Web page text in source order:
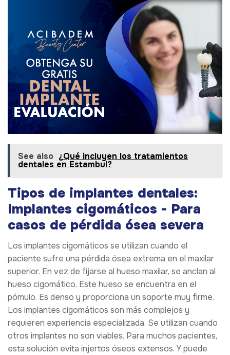
See also ¿Qué incluyen los tratamientos
dentales en Estambul?
Tipos de implantes dentales:
Implantes cigomáticos - Para
casos de pérdida ósea severa
Los implantes cigomáticos se utilizan cuando el
paciente sufre una pérdida ósea extrema en el maxilar
superior. En vez de fijarse al hueso maxilar, se anclan al
hueso cigomático. Este hueso se encuentra en el
pómulo. Es denso y proporciona un soporte muy firme.
Los implantes cigomáticos son más complejos y
requieren experiencia especializada. Se utilizan cuando
otros implantes no son viables. Para muchos pacientes,
esta solución evita injertos óseos extensos. Y puede